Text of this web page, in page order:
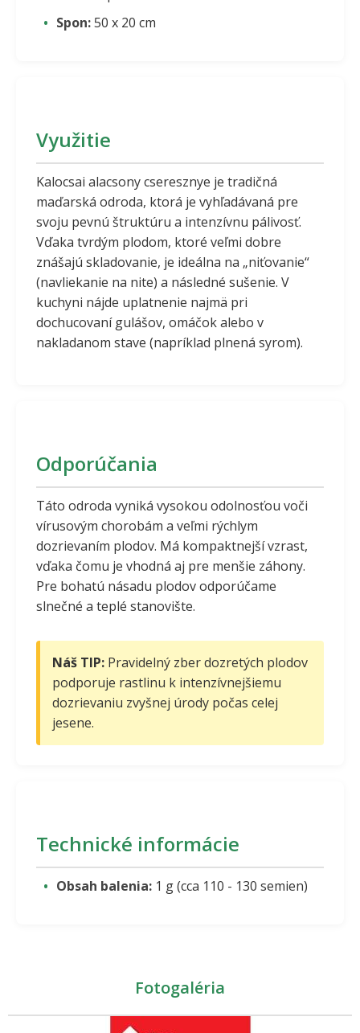
Spon:50 x 20 cm
Využitie
Kalocsai alacsony cseresznye je tradičná
maďarská odroda, ktorá je vyhľadávaná pre
svoju pevnú štruktúru a intenzívnu pálivosť.
Vďaka tvrdým plodom, ktoré veľmi dobre
znášajú skladovanie, je ideálna na „niťovanie“
(navliekanie na nite) a následné sušenie. V
kuchyni nájde uplatnenie najmä pri
dochucovaní gulášov, omáčok alebo v
nakladanom stave (napríklad plnená syrom).
Odporúčania
Táto odroda vyniká vysokou odolnosťou voči
vírusovým chorobám a veľmi rýchlym
dozrievaním plodov. Má kompaktnejší vzrast,
vďaka čomu je vhodná aj pre menšie záhony.
Pre bohatú násadu plodov odporúčame
slnečné a teplé stanovište.
Náš TIP: Pravidelný zber dozretých plodov
podporuje rastlinu k intenzívnejšiemu
dozrievaniu zvyšnej úrody počas celej
jesene.
Technické informácie
Obsah balenia: 1 g (cca 110 - 130 semien)
Fotogaléria